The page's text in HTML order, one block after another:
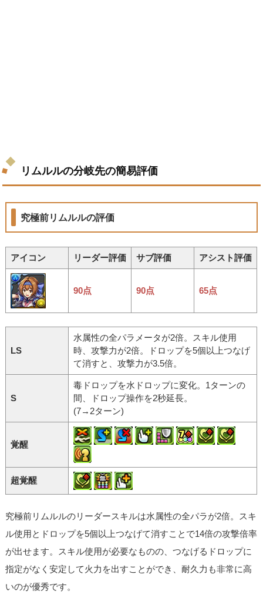
リムルルの分岐先の簡易評価
究極前リムルルの評価
アイコン リーダー評価 サブ評価 アシスト評価
90点 90点 65点
LS
水属性の全パラメータが2倍。スキル使用
時、攻撃力が2倍。ドロップを5個以上つなげ
て消すと、攻撃力が3.5倍。
S
毒ドロップを水ドロップに変化。1ターンの
間、ドロップ操作を2秒延長。
(7→2ターン)
覚醒
超覚醒
究極前リムルルのリーダースキルは水属性の全パラが2倍。スキ
ル使用とドロップを5個以上つなげて消すことで14倍の攻撃倍率
が出せます。スキル使用が必要なものの、つなげるドロップに
指定がなく安定して火力を出すことができ、耐久力も非常に高
いのが優秀です。